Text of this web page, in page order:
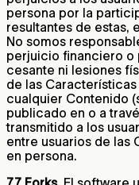
persona por la
resultantes de estas,
No somos
perjuicio financiero
cesante ni lesiones
de las
cualquier Contenido
publicado en o a
transmitido a los
entre usuarios de las
en persona.